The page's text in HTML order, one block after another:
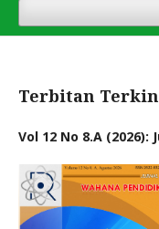
Terbitan
Vol 12 No 8.A